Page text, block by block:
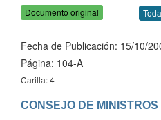
Documento original
Fecha de Publicación: 15/10/
Página: 104-A
Carilla: 4